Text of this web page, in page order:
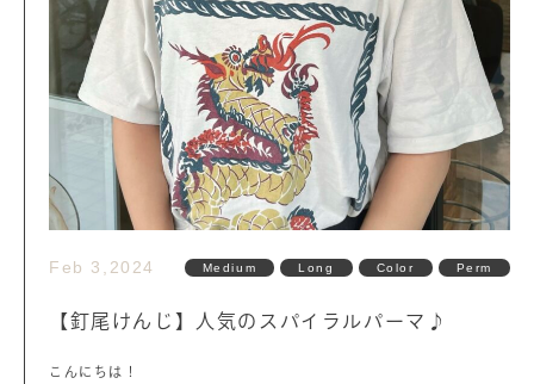
Feb 3,2024 Medium Long Color Perm
【釘尾けんじ】人気のスパイラルパーマ♪
こんにちは！